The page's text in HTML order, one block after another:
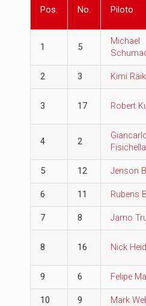
Pos. No. Piloto
1 5
Michael
2 3 Kimi
3 17 Robert
4 2
Fisichella
5 12 Jenson
6 11 Rubens
7 8 Jarno
8 16 Nick
9 6 Felipe
10 9 Mark